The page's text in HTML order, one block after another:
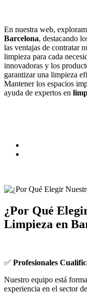
En nuestra web,
Barcelona, destacando
las ventajas de contratar
limpieza para cada
innovadoras y los
garantizar una limpieza
Mantener los espacios
ayuda de expertos en
¿Por Qué
Limpieza en
✅ Profesionales
Nuestro equipo está
experiencia en el sector